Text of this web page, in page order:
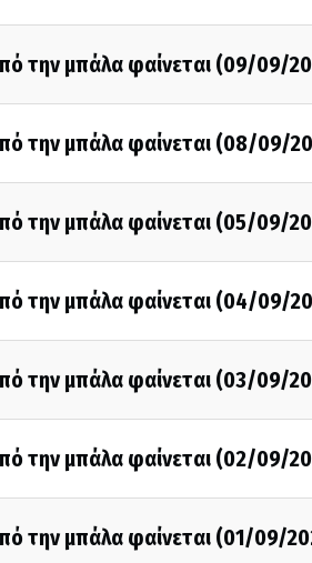
την μπάλα φαίνεται (09/09/
την μπάλα φαίνεται (08/09/
την μπάλα φαίνεται (05/09/
την μπάλα φαίνεται (04/09/
την μπάλα φαίνεται (03/09/
την μπάλα φαίνεται (02/09/
την μπάλα φαίνεται (01/09/